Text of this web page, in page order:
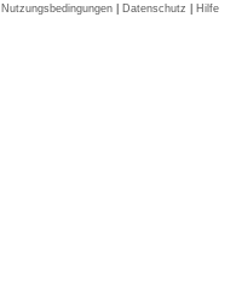
Nutzungsbedingungen | Datenschutz | Hilfe